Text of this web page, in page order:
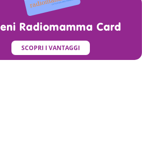
Radiomamma Card
SCOPRI I VANTAGGI